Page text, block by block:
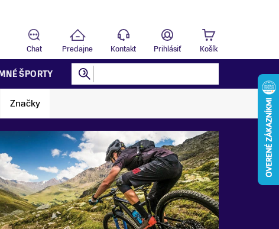
Chat Predajne Kontakt Prihlásiť Košík
ŠPORTY
Značky